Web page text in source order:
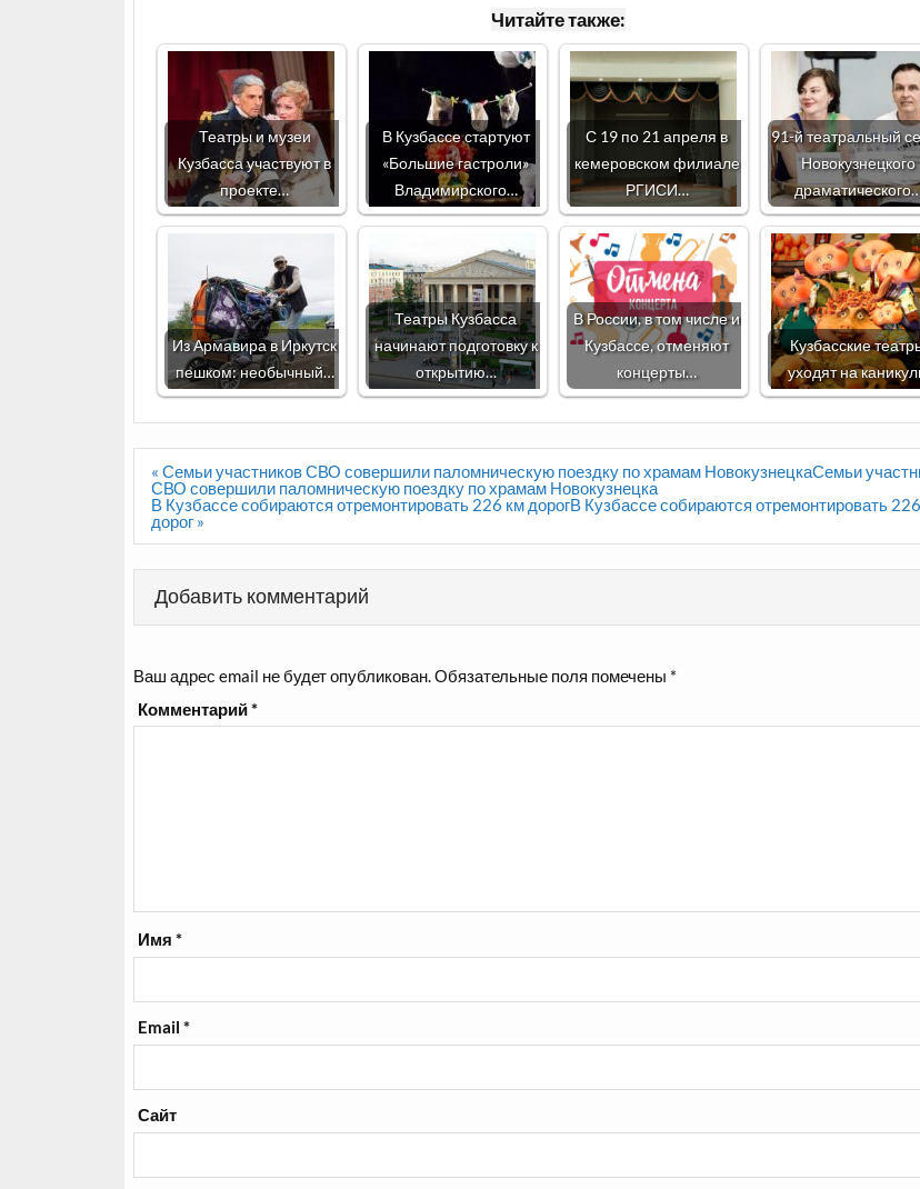
Читайте также:
Театры и музеи
Кузбасса участвуют в
проекте…
В Кузбассе стартуют
«Большие гастроли»
Владимирского…
С 19 по 21 апреля в
кемеровском филиале
РГИСИ…
91-й театральный
Новокузнецкого
Из Армавира в Иркутск
пешком: необычный…
Театры Кузбасса
начинают подготовку к
открытию…
В России, в том числе и
Кузбассе, отменяют
концерты…
Кузбасские
уходят на
Навигация
по
записям
« Семьи участников СВО совершили паломническую поездку по храмам НовокузнецкаСемьи
СВО совершили паломническую поездку по храмам Новокузнецка
В Кузбассе собираются отремонтировать 226 км дорогВ Кузбассе собираются отремонтировать
дорог »
Добавить комментарий
Ваш адрес email не будет опубликован.Обязательные поля помечены *
Комментарий*
Имя*
Email*
Сайт